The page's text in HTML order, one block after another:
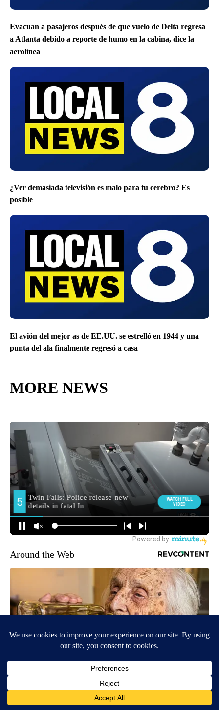
Evacuan a pasajeros después de que vuelo de Delta regresa
a Atlanta debido a reporte de humo en la cabina, dice la
aerolínea
¿Ver demasiada televisión es malo para tu cerebro? Es
posible
El avión del mejor as de EE.UU. se estrelló en 1944 y una
punta del ala finalmente regresó a casa
MORE NEWS
Around the Web